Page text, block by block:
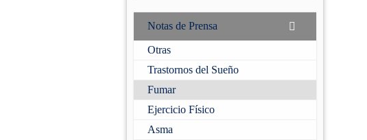
Notas de Prensa
Otras
Trastornos del Sueño
Fumar
Ejercicio Físico
Asma